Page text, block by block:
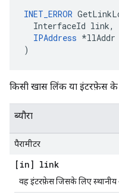
INET_ERROR
  InterfaceId link,
IPAddress *llAddr
)
किसी खास लिंक या इंटरफ़ेस के
ब्यौरा
पैरामीटर
[in] link
वह इंटरफ़ेस जिसके लिए स्थानीय